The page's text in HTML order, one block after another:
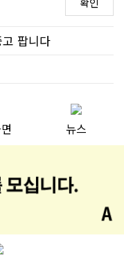
팝니다
뉴스